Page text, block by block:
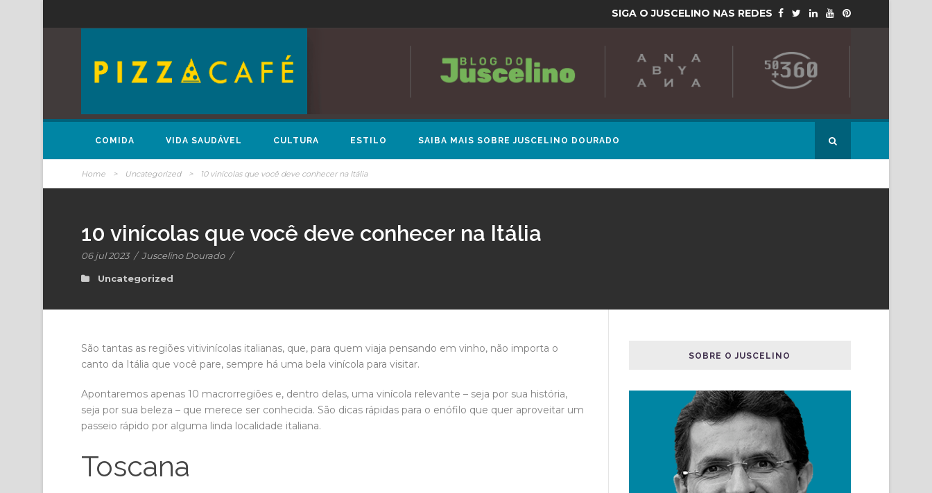
SIGA O JUSCELINO NAS REDES
COMIDA VIDA SAUDÁVEL CULTURA ESTILO SAIBA MAIS SOBRE JUSCELINO DOURADO
Home > Uncategorized > 10 vinícolas que você deve conhecer na Itália
10 vinícolas que você deve conhecer na Itália
06 jul 2023 / Juscelino Dourado /
Uncategorized
São tantas as regiões vitivinícolas italianas, que, para quem viaja pensando em vinho, não importa o
canto da Itália que você pare, sempre há uma bela vinícola para visitar.
Apontaremos apenas 10 macrorregiões e, dentro delas, uma vinícola relevante – seja por sua história,
seja por sua beleza – que merece ser conhecida. São dicas rápidas para o enófilo que quer aproveitar um
passeio rápido por alguma linda localidade italiana.
Toscana
SOBRE O JUSCELINO